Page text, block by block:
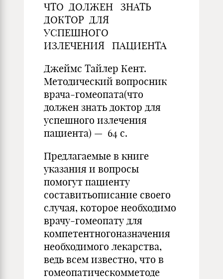
ЧТО ДОЛЖЕН ЗНАТЬ
ДОКТОР ДЛЯ
УСПЕШНОГО
ИЗЛЕЧЕНИЯ ПАЦИЕНТА
Джеймс Тайлер Кент.
Методический вопросник
врача-гомеопата(что
должен знать доктор для
успешного излечения
пациента) — 64 с.
Предлагаемые в книге
указания и вопросы
помогут пациенту
составитьописание своего
случая, которое необходимо
врачу-гомеопату для
компетентногоназначения
необходимого лекарства,
ведь всем известно, что в
гомеопатическомметоде